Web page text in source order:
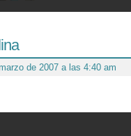
de 2007 a las 4:40 am